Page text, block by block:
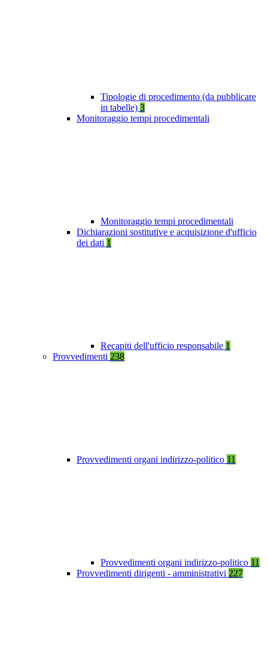
Tipologie di procedimento (da pubblicare
in tabelle) 3
Monitoraggio tempi procedimentali
Monitoraggio tempi procedimentali
Dichiarazioni sostitutive e acquisizione d'ufficio
dei dati 1
Recapiti dell'ufficio responsabile 1
Provvedimenti 238
Provvedimenti organi indirizzo-politico 11
Provvedimenti organi indirizzo-politico 11
Provvedimenti dirigenti - amministrativi 227